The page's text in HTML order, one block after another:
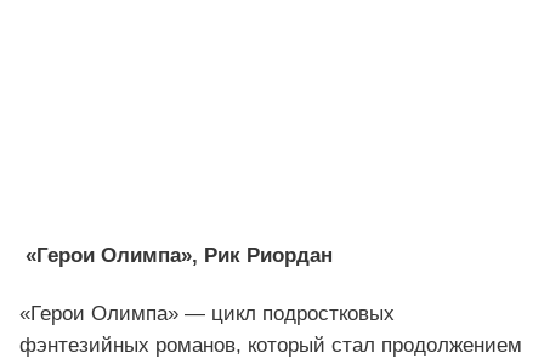
«Герои Олимпа», Рик Риордан
«Герои Олимпа» — цикл подростковых
фэнтезийных романов, который стал продолжением